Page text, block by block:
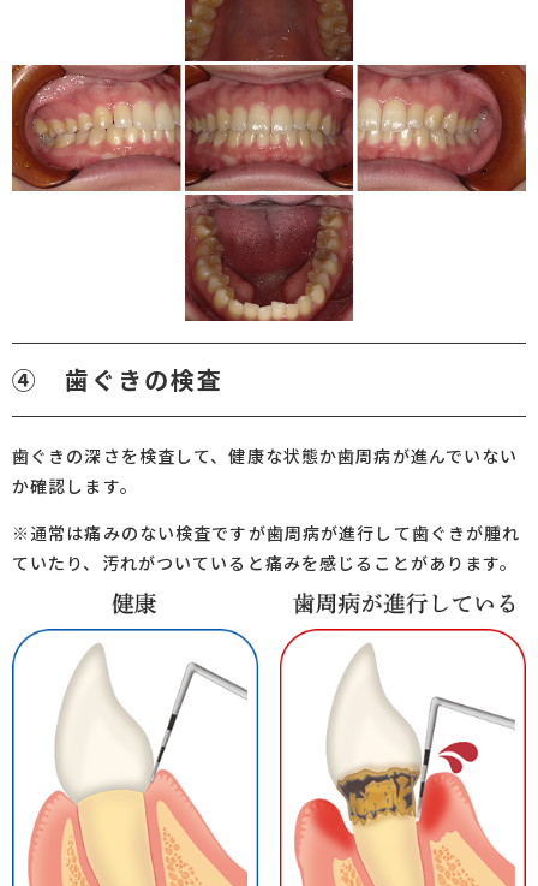
④ 歯ぐきの検査
歯ぐきの深さを検査して、健康な状態か歯周病が進んでいない
か確認します。
※通常は痛みのない検査ですが歯周病が進行して歯ぐきが腫れ
ていたり、汚れがついていると痛みを感じることがあります。